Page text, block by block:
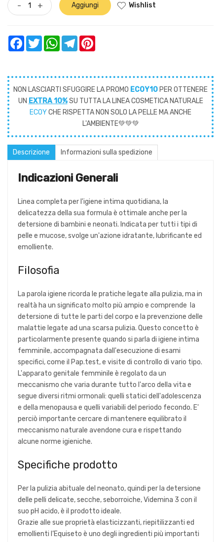
- + Aggiungi Wishlist
FacebookTwitterWhatsAppTelegram
NON LASCIARTI SFUGGIRE LA PROMO ECOY10 PER OTTENERE
UN EXTRA 10%SU TUTTA LA LINEA COSMETICA NATURALE
ECOYCHE RISPETTA NON SOLO LA PELLE MA ANCHE
L'AMBIENTE💚💚💚
Descrizione Informazioni sulla spedizione
Indicazioni Generali
Linea completa per l'igiene intima quotidiana, la
delicatezza della sua formula è ottimale anche per la
detersione di bambini e neonati. Indicata per tutti i tipi di
pelle e mucose, svolge un'azione idratante, lubrificante ed
emolliente.
Filosofia
La parola igiene ricorda le pratiche legate alla pulizia, ma in
realtà ha un significato molto più ampio e comprende la
detersione di tutte le parti del corpo e la prevenzione delle
malattie legate ad una scarsa pulizia. Questo concetto è
particolarmente presente quando si parla di igiene intima
femminile, accompagnata dall'esecuzione di esami
specifici, come il Pap.test, e visite di controllo di vario tipo.
L'apparato genitale femminile è regolato da un
meccanismo che varia durante tutto l'arco della vita e
segue diversi ritmi ormonali: quelli statici dell'adolescenza
e della menopausa e quelli variabili del periodo fecondo. E'
perciò importante cercare di mantenere equilibrato il
meccanismo naturale avendone cura e rispettando
alcune norme igieniche.
Specifiche prodotto
Per la pulizia abituale del neonato, quindi per la detersione
delle pelli delicate, secche, seborroiche, Videmina 3 con il
suo pH acido, è il prodotto ideale.
Grazie alle sue proprietà elasticizzanti, riepitilizzanti ed
emollienti l’Equiseto è uno degli ingredienti più importanti